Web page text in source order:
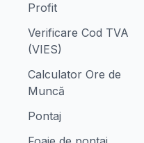
Profit
Verificare Cod TVA
(VIES)
Calculator Ore de
Muncă
Pontaj